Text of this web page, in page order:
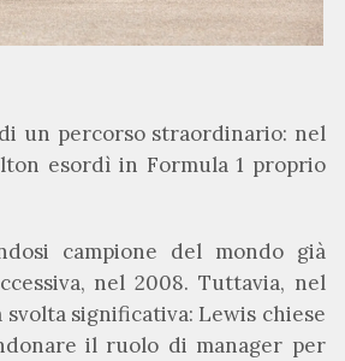
un percorso straordinario: nel
esordì in Formula 1 proprio
campione del mondo già
nel 2008. Tuttavia, nel
svolta significativa: Lewis chiese
il ruolo di manager per